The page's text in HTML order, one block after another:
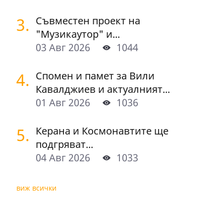
3. Съвместен проект на
"Музикаутор" и...
03 Авг 2026
1044
4. Спомен и памет за Вили
Кавалджиев и актуалният...
01 Авг 2026
1036
5. Керана и Космонавтите ще
подгряват...
04 Авг 2026
1033
виж всички